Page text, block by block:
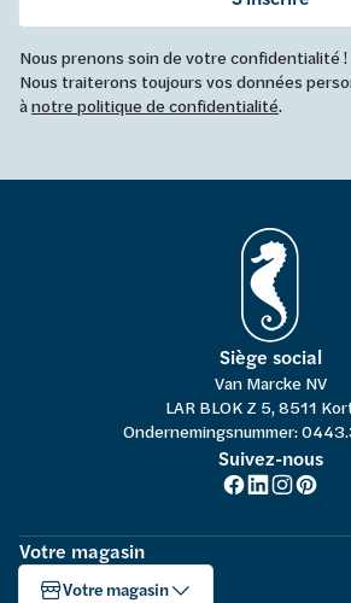
Nous prenons soin de votre confidentialité !
Nous traiterons toujours vos données
ànotre politique de confidentialité.
Siège social
Van Marcke NV
LAR BLOK Z 5, 8511
Ondernemingsnummer:
Suivez-nous
Votre magasin
Votre magasin